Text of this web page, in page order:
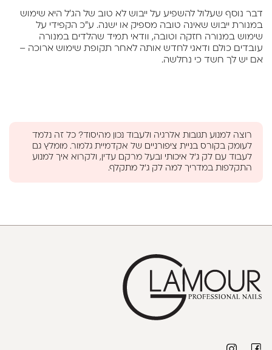
דבר נוסף שעלול להשפיע על ייבוש לא טוב של הג'ל היא שימוש
במנורת ייבוש שאינה טובה מספיק או ישנה. ע"כ הקפידי על
שימוש במנורה חזקה וטובה, וודאי תמיד שהלדים במנורה
עובדים כולם ודאגי לחדש אותה לאחר תקופת שימוש ארוכה –
אם יש לך חשד כי נחלשה.
רוצה למנוע תגובות אלרגיה ולעבוד נכון מהיסוד? כל זה נלמד
לעומק בקורס בניית ציפורניים של אקדמיית גלמור. מומלץ גם
לעבוד עם לק ג'ל איכותי ובעל מרקם עדין, ולקרוא איך למנוע
התקלפות במדריך למה לק ג'ל מתקלף.